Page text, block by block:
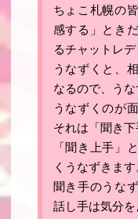
ちょこ札幌の
感する」とき
るチャットレ
うなずくと、
なるので、うな
うなずくのが
それは「聞き下
「聞き上手」
くうなずきます
聞き手のうな
話し手は気分